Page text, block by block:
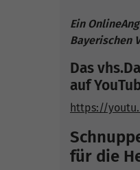
Ein
Bayerischen
Das
auf
https://
für die